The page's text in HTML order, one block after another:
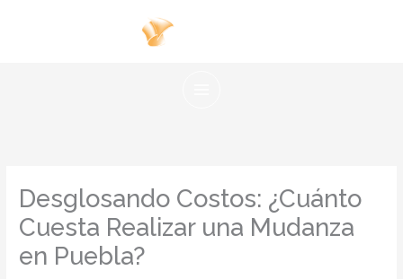
Desglosando Costos: ¿Cuánto
Cuesta Realizar una Mudanza
en Puebla?